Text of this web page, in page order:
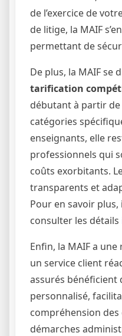
de l’exercice de
de litige, la MAIF
permettant de
De plus, la MAIF se
tarification
débutant à partir de
catégories
enseignants, elle
professionnels qui
coûts exorbitants.
transparents et
Pour en savoir
consulter les détails
Enfin, la MAIF a
un service client
assurés bénéficient
personnalisé,
compréhension
démarches